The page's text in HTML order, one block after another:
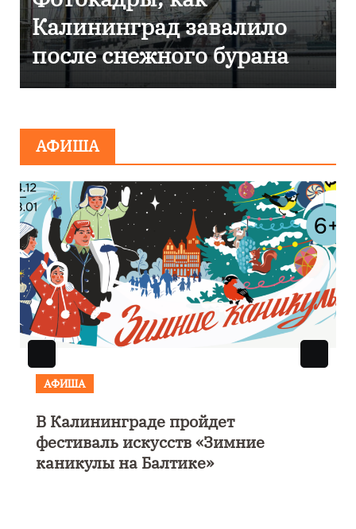
Калининград завалило
после снежного бурана
АФИША
АФИША
В Калининграде пройдет
фестиваль искусств «Зимние
каникулы на Балтике»